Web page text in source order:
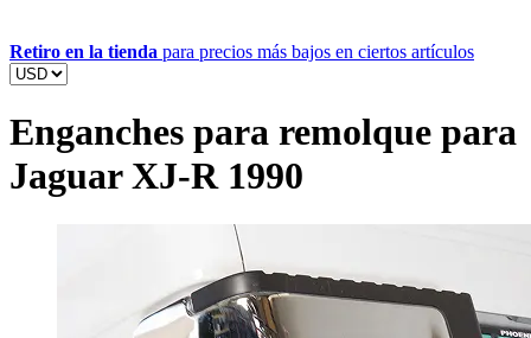
Retiro en la tienda para precios más bajos en ciertos artículos
Enganches para remolque para
Jaguar XJ-R 1990